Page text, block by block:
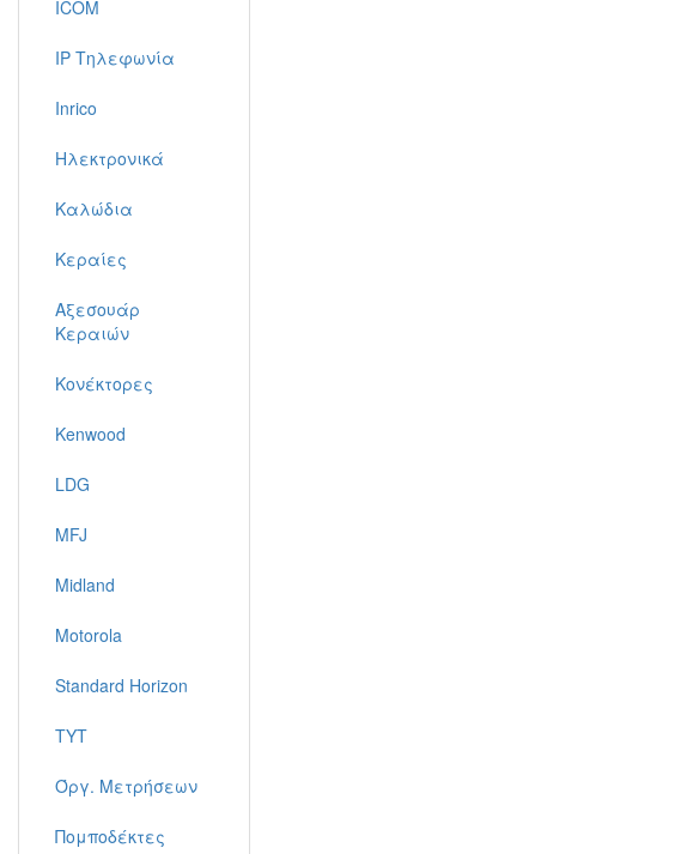
ICOM
IP Τηλεφωνία
Inrico
Ηλεκτρονικά
Καλώδια
Κεραίες
Αξεσουάρ
Κεραιών
Κονέκτορες
Kenwood
LDG
MFJ
Midland
Motorola
Standard Horizon
TYT
Όργ. Μετρήσεων
Πομποδέκτες